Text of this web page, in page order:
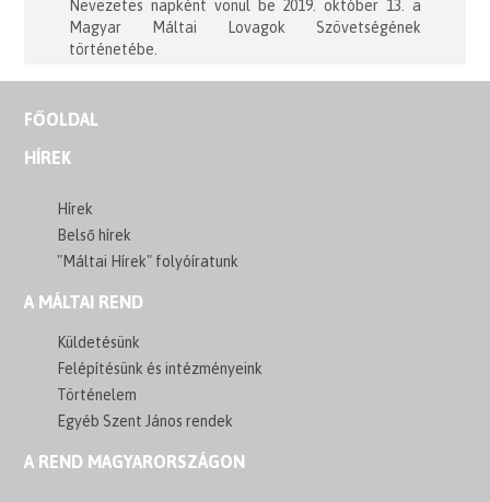
Nevezetes napként vonul be 2019. október 13. a
Magyar Máltai Lovagok Szövetségének
történetébe.
FŐOLDAL
HÍREK
Hírek
Belső hírek
"Máltai Hírek" folyóíratunk
A MÁLTAI REND
Küldetésünk
Felépítésünk és intézményeink
Történelem
Egyéb Szent János rendek
A REND MAGYARORSZÁGON